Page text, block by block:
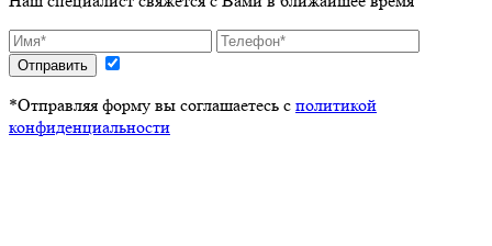
Отправить
*Отправляя форму вы соглашаетесь с политикой
конфиденциальности